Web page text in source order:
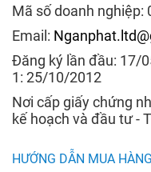
Mã số doanh nghiệp:
Email:
Đăng ký lần đầu: 17/
1: 25/10/2012
Nơi cấp giấy chứng
kế hoạch và đầu tư -
HƯỚNG DẪN MUA HÀNG